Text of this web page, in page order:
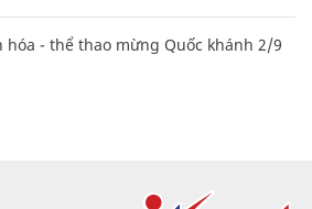
- thể thao mừng Quốc khánh 2/9